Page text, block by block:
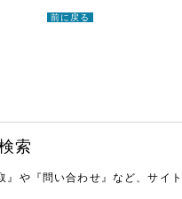
前に戻る
索
や『問い合わせ』など、サイ